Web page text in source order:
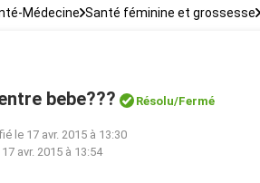
Médecine Santé féminine et grossesse
bebe??? Résolu/Fermé
le 17 avr. 2015 à 13:30
17 avr. 2015 à 13:54